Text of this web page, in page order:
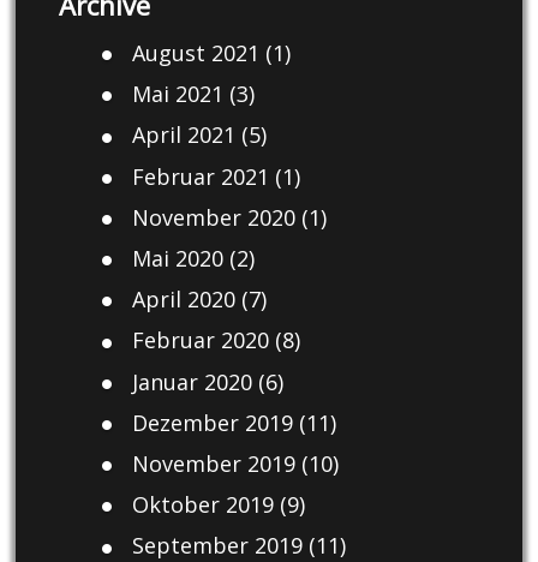
August 2021 (1)
Mai 2021 (3)
April 2021 (5)
Februar 2021 (1)
November 2020(1)
Mai 2020(2)
April 2020(7)
Februar 2020(8)
Januar 2020(6)
Dezember 2019(11)
November 2019(10)
Oktober 2019(9)
September 2019(11)